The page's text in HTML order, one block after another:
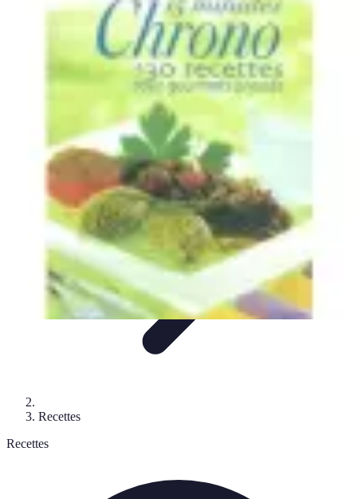
Recettes de Poissons
Recettes de Papillote
Recettes FacilesRecettesRecettes de
Recettes de Poisson
Recettes de Poissons
Recettes
Recettes